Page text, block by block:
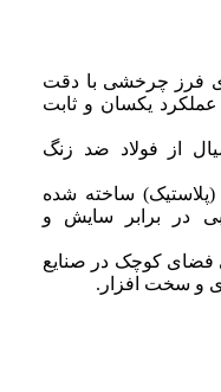
فرز چرخشی با دقت
یکسان و ثابت
از فولاد ضد زنگ
فنجان گرانش از POM (پلاستیک) ساخته شده
در برابر سایش و
فضای کوچک در صنایع
و سخت افزار.